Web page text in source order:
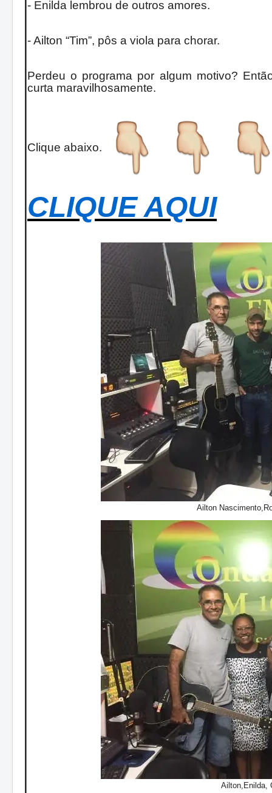
- Enilda lembrou de outros amores.
- Ailton “Tim”, pôs a viola para chorar.
Perdeu o programa por algum motivo?
curta maravilhosamente.
Clique abaixo.
CLIQUE AQUI
Ailton
Ailton,Enilda,